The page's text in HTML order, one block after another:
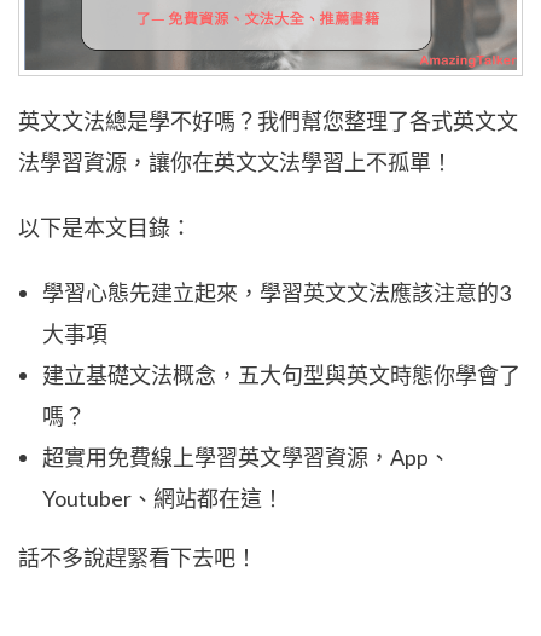
英文文法總是學不好嗎？我們幫您整理了各式英文文
法學習資源，讓你在英文文法學習上不孤單！
以下是本文目錄：
學習心態先建立起來，學習英文文法應該注意的3
大事項
建立基礎文法概念，五大句型與英文時態你學會了
嗎？
超實用免費線上學習英文學習資源，App、
Youtuber、網站都在這！
話不多說趕緊看下去吧！